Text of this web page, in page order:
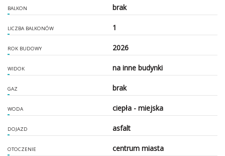
BALKON brak
LICZBA BALKONÓW 1
ROK BUDOWY 2026
WIDOK na inne budynki
GAZ brak
WODA ciepła - miejska
DOJAZD asfalt
OTOCZENIE centrum miasta